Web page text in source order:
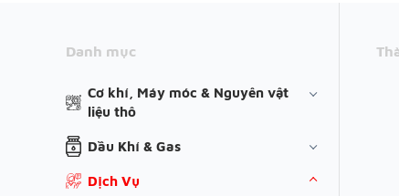
Danh mục
Cơ khí, Máy móc & Nguyên vật
liệu thô
Dầu Khí & Gas
Dịch Vụ